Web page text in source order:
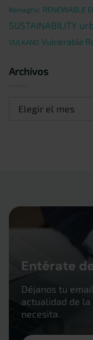
Remaghic RENEWABLE
SUSTAINABILITY
VULKANO Vulnerable
Archivos
Archivos
Entérate
Déjanos tu
actualidad de la
necesita.